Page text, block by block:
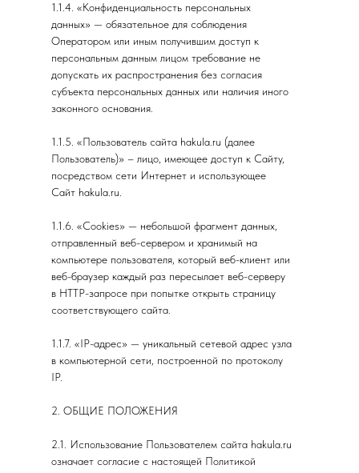
1.1.4. «Конфиденциальность персональных
данных» — обязательное для соблюдения
Оператором или иным получившим доступ к
персональным данным лицом требование не
допускать их распространения без согласия
субъекта персональных данных или наличия иного
законного основания.
1.1.5. «Пользователь сайта hakula.ru (далее
Пользователь)» – лицо, имеющее доступ к Сайту,
посредством сети Интернет и использующее
Сайт hakula.ru.
1.1.6. «Cookies» — небольшой фрагмент данных,
отправленный веб-сервером и хранимый на
компьютере пользователя, который веб-клиент или
веб-браузер каждый раз пересылает веб-серверу
в HTTP-запросе при попытке открыть страницу
соответствующего сайта.
1.1.7. «IP-адрес» — уникальный сетевой адрес узла
в компьютерной сети, построенной по протоколу
IP.
2. ОБЩИЕ ПОЛОЖЕНИЯ
2.1. Использование Пользователем сайта hakula.ru
означает согласие с настоящей Политикой